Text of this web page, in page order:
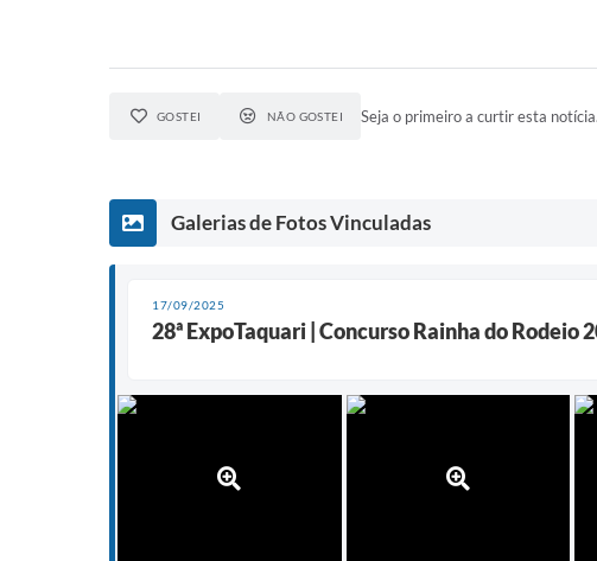
GOSTEI NÃO GOSTEI Seja o primeiro a curtir esta notícia.
Galerias de Fotos Vinculadas
17/09/2025
28ª ExpoTaquari | Concurso Rainha do Rodeio